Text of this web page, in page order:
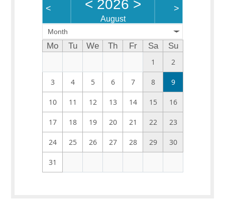
< < 2026 >
August
>
Month
Mo Tu We Th Fr Sa
Su
1
2
3 4 5 6 7 8 9
10 11 12 13 14 15 16
17 18 19 20 21 22 23
24 25 26 27 28 29 30
31